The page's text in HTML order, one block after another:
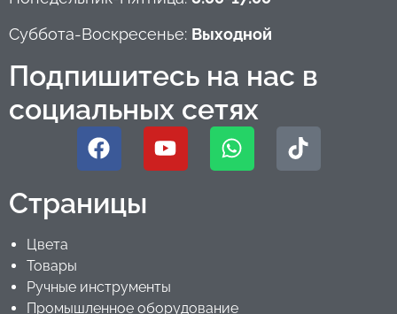
Суббота-Воскресенье: Выходной
Подпишитесь на нас в
социальных сетях
Страницы
Цвета
Товары
Ручные инструменты
Промышленное оборудование